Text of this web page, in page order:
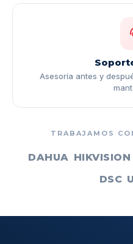
Asesoría antes y
TRABAJAMOS
DAHUA HIKVISION
DSC